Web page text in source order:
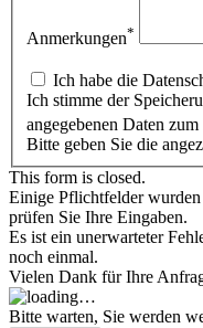
Anmerkungen*
Ich habe die
Ich stimme der
angegebenen Daten
Bitte geben Sie die
This form is closed.
Einige Pflichtfelder
prüfen Sie Ihre Eingaben.
Es ist ein unerwarteter
noch einmal.
Vielen Dank für Ihre
Bitte warten, Sie werden